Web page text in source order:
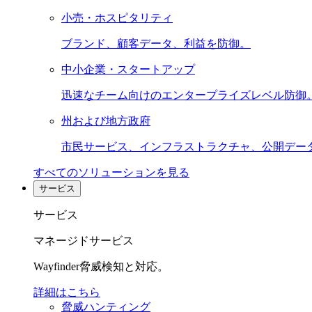
小売・ホスピタリティ
ブランド、顧客データ、利益を防御。
中小企業・スタートアップ
迅速なチーム向けのエンタープライズレベル防御。
州および地方政府
市民サービス、インフラストラクチャ、公開デー
すべてのソリューションを見る
サービス
サービス
マネージドサービス
Wayfinder脅威検知と対応。
詳細はこちら
脅威ハンティング